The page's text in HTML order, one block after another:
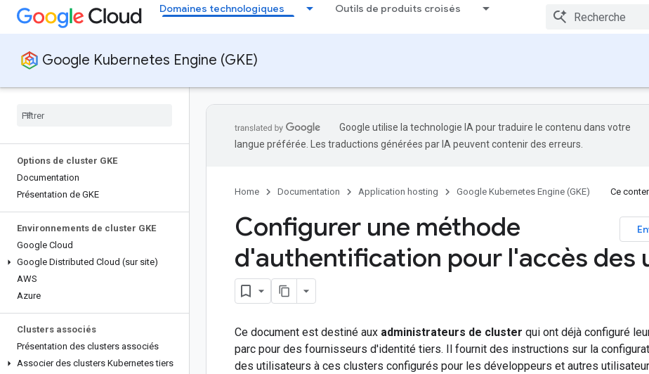
Domaines technologiques Outils de produits croisés
Google Kubernetes Engine (GKE)
Options de cluster GKE
Documentation
Présentation de GKE
Environnements de cluster GKE
Google Cloud
Google Distributed Cloud (sur site)
AWS
Azure
Clusters associés
Présentation des clusters associés
Associer des clusters Kubernetes tiers
Google utilise la technologie IA pour traduire le contenu dans votre
langue préférée. Les traductions générées par IA peuvent contenir des erreurs.
Home Documentation Application hosting Google Kubernetes Engine (GKE) Ce
Configurer une méthode
d'authentification pour l'accès des
Ce document est destiné aux administrateurs de cluster qui ont déjà configuré
parc pour des fournisseurs d'identité tiers. Il fournit des instructions sur la
des utilisateurs à ces clusters configurés pour les développeurs et autres